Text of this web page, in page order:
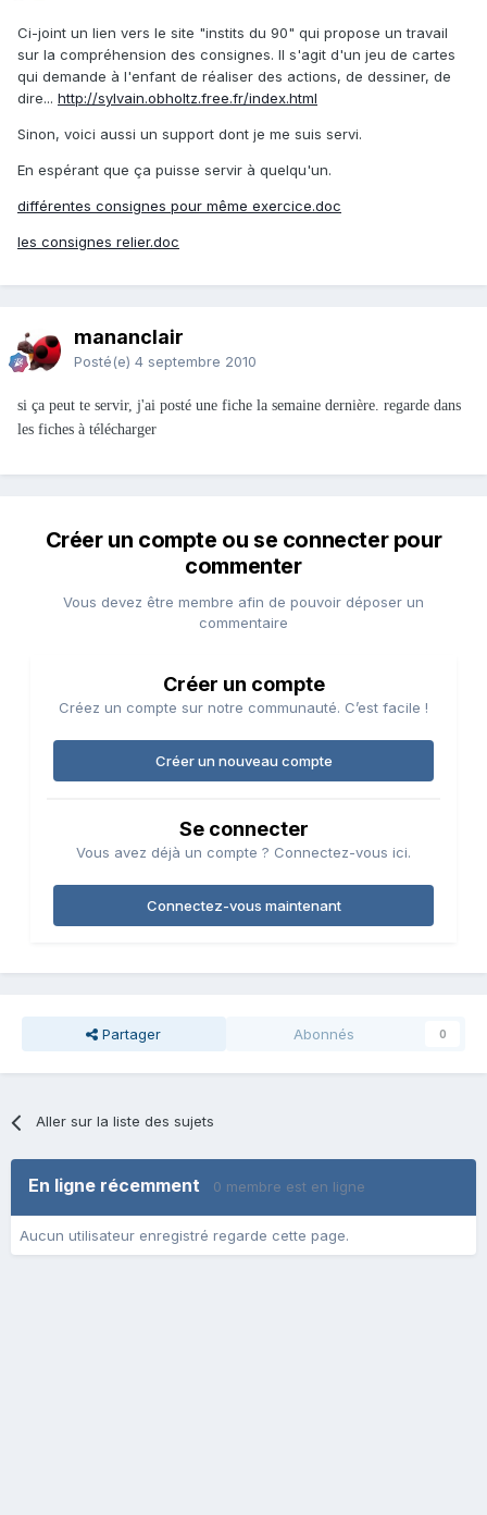
Ci-joint un lien vers le site "instits du 90" qui propose un travail
sur la compréhension des consignes. Il s'agit d'un jeu de cartes
qui demande à l'enfant de réaliser des actions, de dessiner, de
dire... http://sylvain.obholtz.free.fr/index.html
Sinon, voici aussi un support dont je me suis servi.
En espérant que ça puisse servir à quelqu'un.
différentes consignes pour même exercice.doc
les consignes relier.doc
mananclair
Posté(e) 4 septembre 2010
si ça peut te servir, j'ai posté une fiche la semaine dernière. regarde dans
les fiches à télécharger
Créer un compte ou se connecter pour
commenter
Vous devez être membre afin de pouvoir déposer un
commentaire
Créer un compte
Créez un compte sur notre communauté. C’est facile !
Créer un nouveau compte
Se connecter
Vous avez déjà un compte ? Connectez-vous ici.
Connectez-vous maintenant
Partager Abonnés 0
Aller sur la liste des sujets
En ligne récemment 0 membre est en ligne
Aucun utilisateur enregistré regarde cette page.